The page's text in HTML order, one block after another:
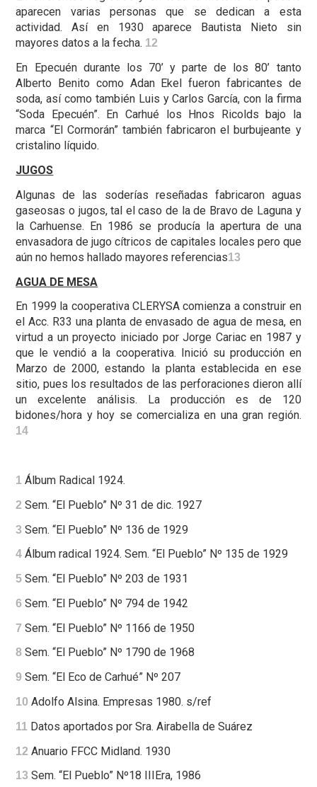
aparecen varias personas que se dedican a esta
actividad. Así en 1930 aparece Bautista Nieto sin
mayores datos a la fecha. 12
En Epecuén durante los 70’ y parte de los 80’ tanto
Alberto Benito como Adan Ekel fueron fabricantes de
soda, así como también Luis y Carlos García, con la firma
“Soda Epecuén”. En Carhué los Hnos Ricolds bajo la
marca “El Cormorán” también fabricaron el burbujeante y
cristalino líquido.
JUGOS
Algunas de las soderías reseñadas fabricaron aguas
gaseosas o jugos, tal el caso de la de Bravo de Laguna y
la Carhuense. En 1986 se producía la apertura de una
envasadora de jugo cítricos de capitales locales pero que
aún no hemos hallado mayores referencias13
AGUA DE MESA
En 1999 la cooperativa CLERYSA comienza a construir en
el Acc. R33 una planta de envasado de agua de mesa, en
virtud a un proyecto iniciado por Jorge Cariac en 1987 y
que le vendió a la cooperativa. Inició su producción en
Marzo de 2000, estando la planta establecida en ese
sitio, pues los resultados de las perforaciones dieron allí
un excelente análisis. La producción es de 120
bidones/hora y hoy se comercializa en una gran región.
14
1 Álbum Radical 1924.
2 Sem. “El Pueblo” Nº 31 de dic. 1927
3 Sem. “El Pueblo” Nº 136 de 1929
4 Álbum radical 1924. Sem. “El Pueblo” Nº 135 de 1929
5 Sem. “El Pueblo” Nº 203 de 1931
6 Sem. “El Pueblo” Nº 794 de 1942
7 Sem. “El Pueblo” Nº 1166 de 1950
8 Sem. “El Pueblo” Nº 1790 de 1968
9 Sem. “El Eco de Carhué” Nº 207
10 Adolfo Alsina. Empresas 1980. s/ref
11 Datos aportados por Sra. Airabella de Suárez
12 Anuario FFCC Midland. 1930
13 Sem. “El Pueblo” Nº18 IIIEra, 1986